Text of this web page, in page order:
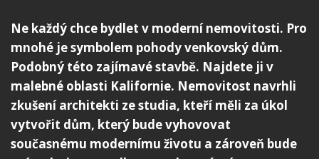
Ne každý chce bydlet v moderní nemovitosti. Pro
mnohé je symbolem pohody venkovský dům.
Podobný této zajímavé stavbě. Najdete ji v
malebné oblasti Kalifornie. Nemovitost navrhli
zkušení architekti ze studia, kteří měli za úkol
vytvořit dům, který bude vyhovovat
současnému modernímu životu a zároveň bude